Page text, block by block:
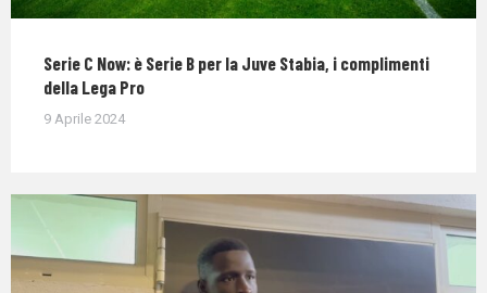
Serie C Now: è Serie B per la Juve Stabia, i complimenti
della Lega Pro
9 Aprile 2024